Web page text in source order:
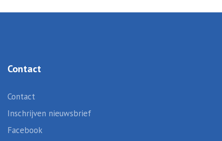
Contact
Contact
Inschrijven nieuwsbrief
Facebook